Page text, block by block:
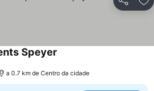
Partilhar
Speyer
a 0.7 km de Centro da cidade